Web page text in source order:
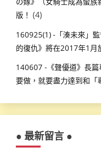
版！ (4)
160925(1) -「湊未來」
的復仇》將在2017年1月
140607 -《聲優道》長
要做，就要盡力達到和「
● 最新留言 ●